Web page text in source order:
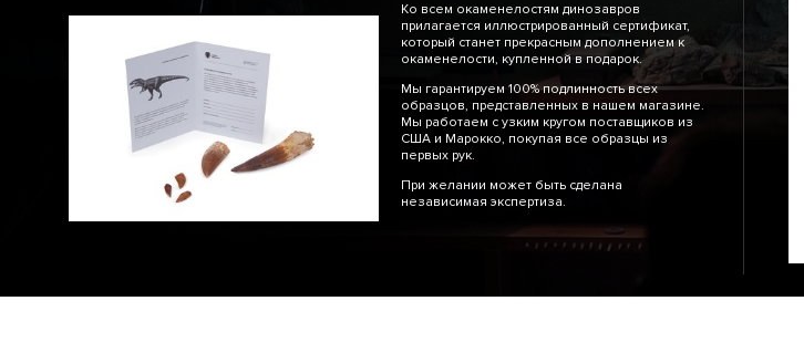
Ко всем окаменелостям динозавров
прилагается иллюстрированный сертификат,
который станет прекрасным дополнением к
окаменелости, купленной в подарок.
Мы гарантируем 100% подлинность всех
образцов, представленных в нашем магазине.
Мы работаем с узким кругом поставщиков из
США и Марокко, покупая все образцы из
первых рук.
При желании может быть сделана
независимая экспертиза.